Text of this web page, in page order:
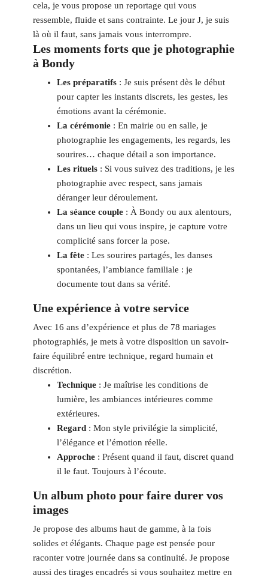
cela, je vous propose un reportage qui vous
ressemble, fluide et sans contrainte. Le jour J, je suis
là où il faut, sans jamais vous interrompre.
Les moments forts que je photographie
à Bondy
Les préparatifs : Je suis présent dès le début
pour capter les instants discrets, les gestes, les
émotions avant la cérémonie.
La cérémonie : En mairie ou en salle, je
photographie les engagements, les regards, les
sourires… chaque détail a son importance.
Les rituels : Si vous suivez des traditions, je les
photographie avec respect, sans jamais
déranger leur déroulement.
La séance couple : À Bondy ou aux alentours,
dans un lieu qui vous inspire, je capture votre
complicité sans forcer la pose.
La fête : Les sourires partagés, les danses
spontanées, l’ambiance familiale : je
documente tout dans sa vérité.
Une expérience à votre service
Avec 16 ans d’expérience et plus de 78 mariages
photographiés, je mets à votre disposition un savoir-
faire équilibré entre technique, regard humain et
discrétion.
Technique : Je maîtrise les conditions de
lumière, les ambiances intérieures comme
extérieures.
Regard : Mon style privilégie la simplicité,
l’élégance et l’émotion réelle.
Approche : Présent quand il faut, discret quand
il le faut. Toujours à l’écoute.
Un album photo pour faire durer vos
images
Je propose des albums haut de gamme, à la fois
solides et élégants. Chaque page est pensée pour
raconter votre journée dans sa continuité. Je propose
aussi des tirages encadrés si vous souhaitez mettre en